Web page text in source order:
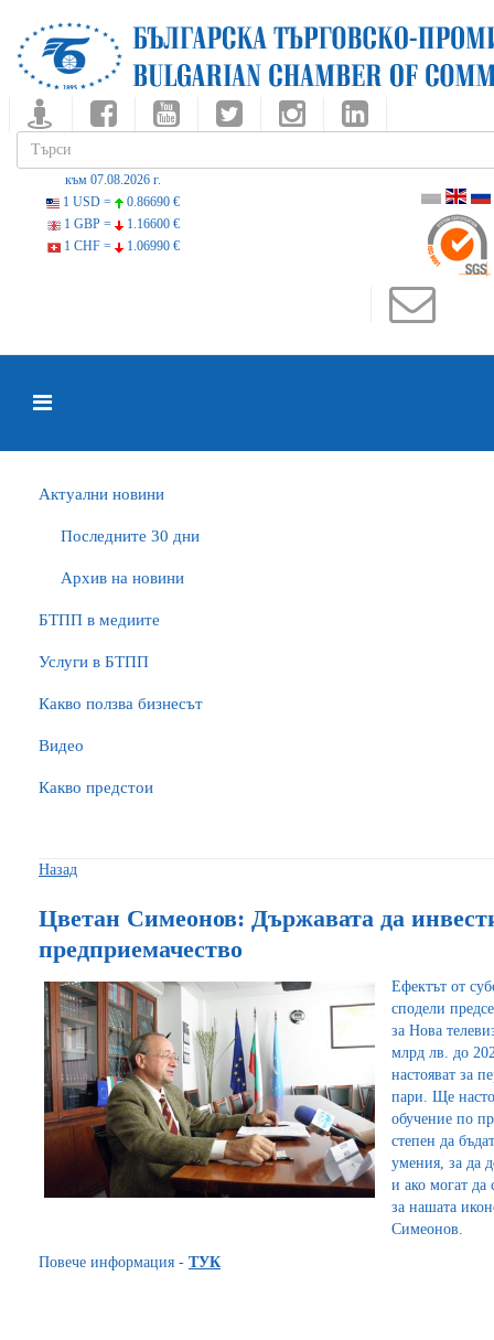
към 07.08.2026 г.
1 USD =
0.86690 €
1 GBP =
1.16600 €
1 CHF =
1.06990 €
Актуални новини
Последните 30 дни
Архив на новини
БTПП в медиите
Услуги в БТПП
Какво ползва бизнесът
Видео
Какво предстои
Назад
Цветан Симеонов: Държавата да
предприемачество
Eфектът от
сподели
за Нова
млрд лв. до
настояват за
пари. Ще
обучение по
степен да
умения, за да
и ако могат да
за нашата
Симеонов.
Повече информация - ТУК